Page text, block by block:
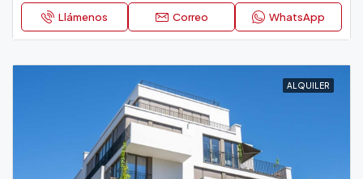
Llámenos Correo WhatsApp
ALQUILER